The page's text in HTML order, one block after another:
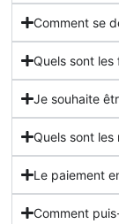
Comment se
Quels sont les
Je souhaite
Quels sont les
Le paiement
Comment